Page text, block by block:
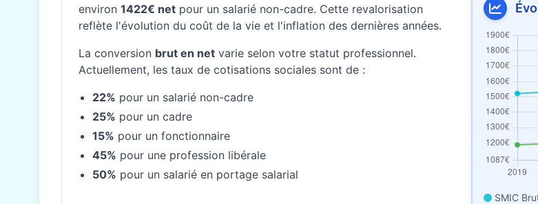
environ 1422€ net pour un salarié non-cadre. Cette revalorisation
reflète l'évolution du coût de la vie et l'inflation des dernières années.
La conversion brut en net varie selon votre statut professionnel.
Actuellement, les taux de cotisations sociales sont de :
22% pour un salarié non-cadre
25% pour un cadre
15% pour un fonctionnaire
45% pour une profession libérale
50% pour un salarié en portage salarial
SMIC